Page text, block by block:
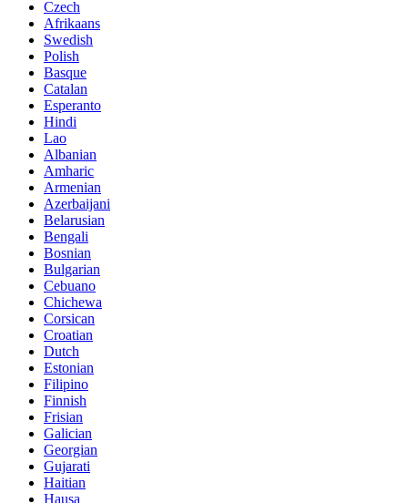
Czech
Afrikaans
Swedish
Polish
Basque
Catalan
Esperanto
Hindi
Lao
Albanian
Amharic
Armenian
Azerbaijani
Belarusian
Bengali
Bosnian
Bulgarian
Cebuano
Chichewa
Corsican
Croatian
Dutch
Estonian
Filipino
Finnish
Frisian
Galician
Georgian
Gujarati
Haitian
Hausa